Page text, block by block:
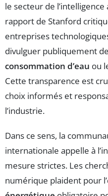
le secteur de
rapport de Stanford
entreprises
divulguer publiquement
consommation d’eau ou
Cette transparence est
choix informés et
l’industrie.
Dans ce sens, la
internationale appelle à
mesure strictes. Les
numérique plaident pour